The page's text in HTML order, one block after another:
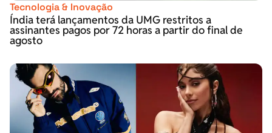
Tecnologia & Inovação
Índia terá lançamentos da UMG restritos a
assinantes pagos por 72 horas a partir do final de
agosto